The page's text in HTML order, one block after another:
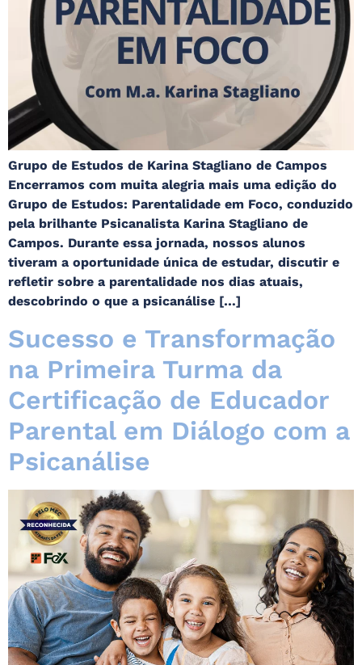
Grupo de Estudos de Karina Stagliano de Campos
Encerramos com muita alegria mais uma edição do
Grupo de Estudos: Parentalidade em Foco, conduzido
pela brilhante Psicanalista Karina Stagliano de
Campos. Durante essa jornada, nossos alunos
tiveram a oportunidade única de estudar, discutir e
refletir sobre a parentalidade nos dias atuais,
descobrindo o que a psicanálise […]
Sucesso e Transformação
na Primeira Turma da
Certificação de Educador
Parental em Diálogo com a
Psicanálise